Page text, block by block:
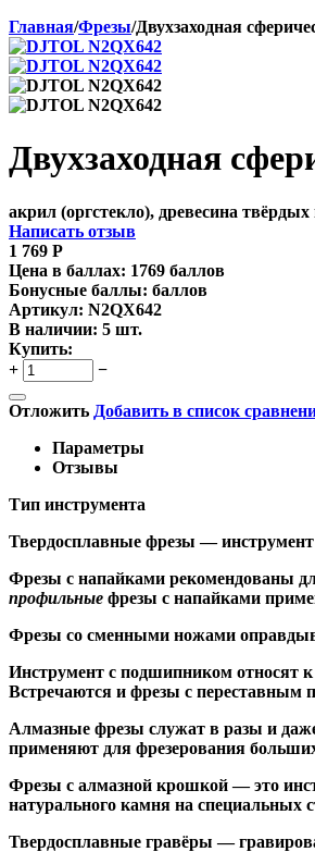
Главная/Фрезы/Двухзаходная
Двухзаходная
акрил (оргстекло), древесина
Написать отзыв
1 769 Р
Цена в баллах: 1769 баллов
Бонусные баллы: баллов
Артикул: N2QX642
В наличии: 5 шт.
Купить:
+
−
Отложить Добавить в список
Параметры
Отзывы
Тип инструмента
Твердосплавные фрезы — инструмент
Фрезы с напайками рекомендованы
профильные фрезы с напайками
Фрезы со сменными ножами
Инструмент с подшипником относят к
Встречаются и фрезы с переставным
Алмазные фрезы служат в разы и
применяют для фрезерования
Фрезы с алмазной крошкой— это
натурального камня на специальных
Твердосплавные гравёры —